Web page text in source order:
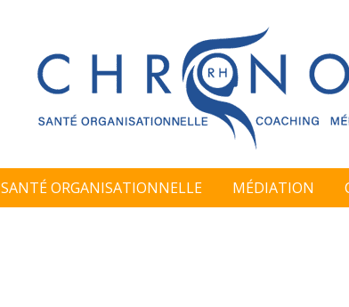
SANTÉ ORGANISATIONNELLE MÉDIATION